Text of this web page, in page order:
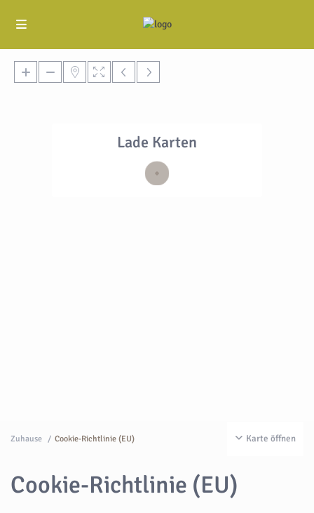
Lade Karten
Karte öffnen
Zuhause Cookie-Richtlinie (EU)
Cookie-Richtlinie (EU)